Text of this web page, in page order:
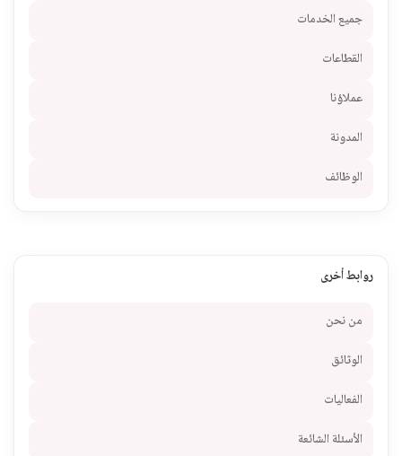
جميع الخدمات
القطاعات
عملاؤنا
المدونة
الوظائف
روابط أخرى
من نحن
الوثائق
الفعاليات
الأسئلة الشائعة